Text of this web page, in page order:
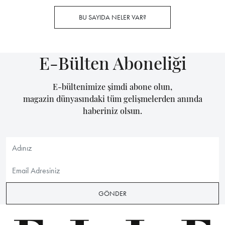
BU SAYIDA NELER VAR?
E-Bülten Aboneliği
E-bültenimize şimdi abone olun,
magazin dünyasındaki tüm gelişmelerden anında
haberiniz olsun.
GÖNDER